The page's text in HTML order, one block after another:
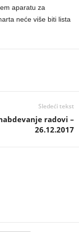
aparatu za
neće više biti lista
Sledeći tekst
radovi –
26.12.2017